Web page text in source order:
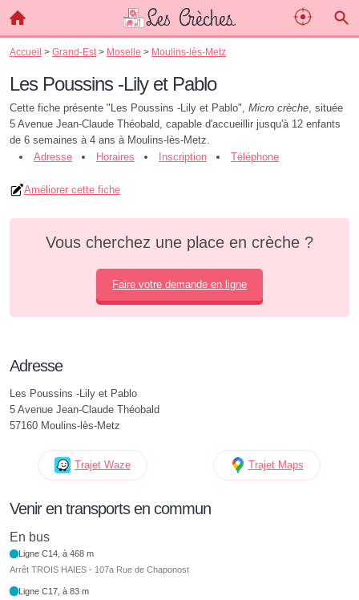
Accueil > Grand-Est > Moselle > Moulins-lès-Metz
Les Poussins -Lily et Pablo
Cette fiche présente "Les Poussins -Lily et Pablo", Micro crèche, située
5 Avenue Jean-Claude Théobald, capable d'accueillir jusqu'à 12 enfants
de 6 semaines à 4 ans à Moulins-lès-Metz.
Adresse
Horaires Inscription Téléphone
Améliorer cette fiche
Vous cherchez une place en crèche ?
Faire votre demande en ligne
Adresse
Les Poussins -Lily et Pablo
5 Avenue Jean-Claude Théobald
57160 Moulins-lès-Metz
Trajet Waze Trajet Maps
Venir en transports en commun
En bus
Ligne C14, à 468 m
Arrêt TROIS HAIES - 107a Rue de Chaponost
Ligne C17, à 83 m